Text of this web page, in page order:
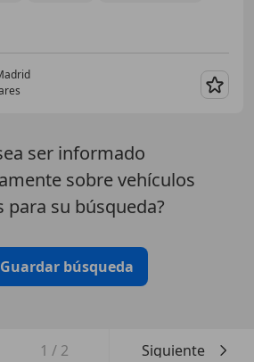
ser informado
sobre vehículos
para su búsqueda?
Guardar búsqueda
1 / 2 Siguiente